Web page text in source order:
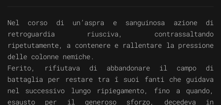
Nel corso di un’aspra e sanguinosa azione di
retroguardia riusciva, contrassaltando
ripetutamente, a contenere e rallentare la pressione
delle colonne nemiche.
Ferito, rifiutava di abbandonare il campo di
battaglia per restare tra î suoi fanti che guidava
nel successivo lungo ripiegamento, fino a quando,
esausto per il generoso sforzo, decedeva in